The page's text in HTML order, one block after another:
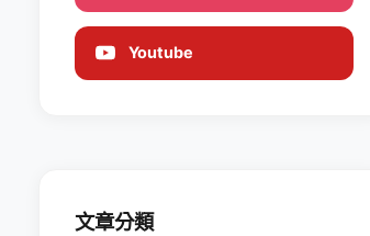
Youtube
文章分類